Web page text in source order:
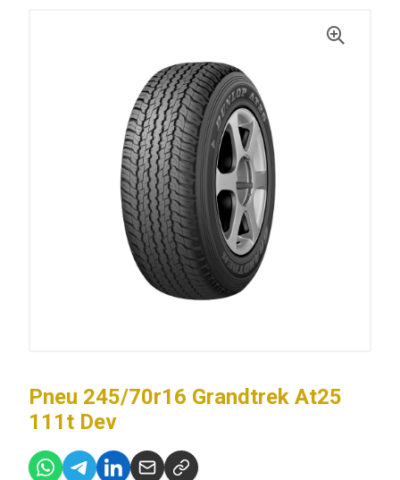
Pneu 245/70r16 Grandtrek At25
111t Dev